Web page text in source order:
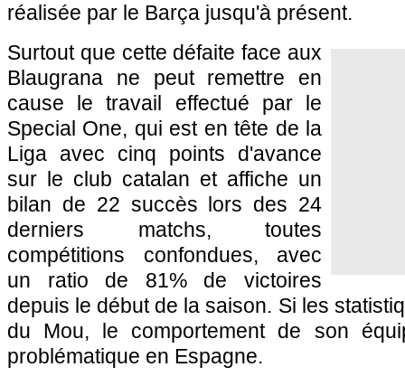
réalisée par le Barça jusqu'à présent.
Surtout que cette défaite face aux
Blaugrana ne peut remettre en
cause le travail effectué par le
Special One, qui est en tête de la
Liga avec cinq points d'avance
sur le club catalan et affiche un
bilan de 22 succès lors des 24
derniers matchs, toutes
compétitions confondues, avec
un ratio de 81% de victoires
depuis le début de la saison. Si les
du Mou, le comportement de son
problématique en Espagne.